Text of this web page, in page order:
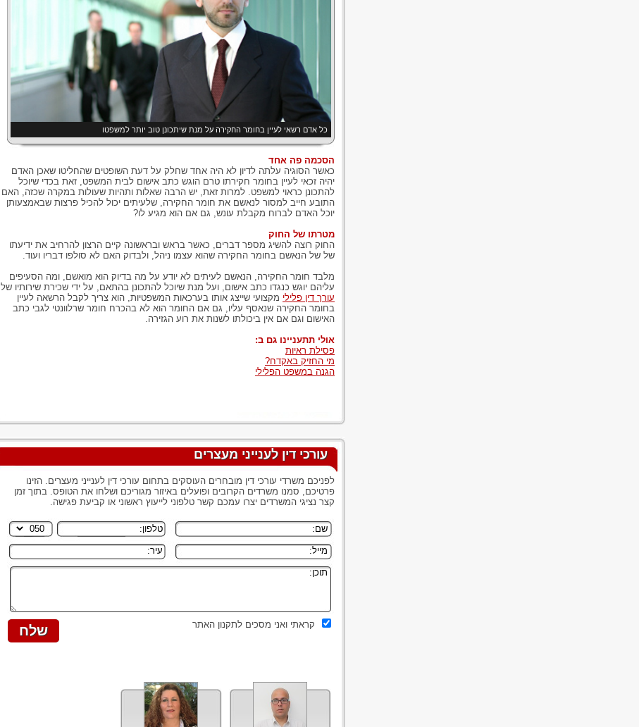
כל אדם רשאי לעיין בחומר החקירה על מנת שיתכונן טוב יותר למשפטו
הסכמה פה אחד
כאשר הסוגיה עלתה לדיון לא היה אחד שחלק על דעת השופטים שהחליטו שאכן האדם
יהיה זכאי לעיין בחומר חקירתו טרם הוגש כתב אישום לבית המשפט, זאת בכדי שיוכל
להתכונן כראוי למשפט. למרות זאת, יש הרבה שאלות ותהיות שעולות במקרה שכזה, האם
התובע חייב למסור לנאשם את חומר החקירה, שלעיתים יכול להכיל פרצות שבאמצעותן
יוכל האדם לברוח מקבלת עונש, גם אם הוא מגיע לו?
מטרתו של החוק
החוק רוצה להשיג מספר דברים, כאשר בראש ובראשונה קיים הרצון להרחיב את ידיעתו
של של הנאשם בחומר החקירה שהוא עצמו ניהל, ולבדוק האם לא סולפו דבריו ועוד.
מלבד חומר החקירה, הנאשם לעיתים לא יודע על מה בדיוק הוא מואשם, ומה הסעיפים
עליהם יוגש כנגדו כתב אישום, ועל מנת שיוכל להתכונן בהתאם, על ידי שכירת שירותיו של
עורך דין פלילי מקצועי שייצג אותו בערכאות המשפטיות, הוא צריך לקבל הרשאה לעיין
בחומר החקירה שנאסף עליו, גם אם החומר הוא לא בהכרח חומר שרלוונטי לגבי כתב
האישום וגם אם אין ביכולתו לשנות את רוע הגזירה.
אולי תתעניינו גם ב:
פסילת ראיות
מי החזיק באקדח?
הגנה במשפט הפלילי
עורכי דין לענייני מעצרים
לפניכם משרדי עורכי דין מובחרים העוסקים בתחום עורכי דין לענייני מעצרים. הזינו
פרטיכם, סמנו משרדים הקרובים ופועלים באיזור מגוריכם ושלחו את הטופס. בתוך זמן
קצר נציגי המשרדים יצרו עמכם קשר טלפוני לייעוץ ראשוני או קביעת פגישה.
קראתי ואני מסכים לתקנון האתר